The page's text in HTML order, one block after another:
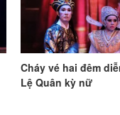
Cháy vé hai đêm
Lệ Quân kỳ nữ